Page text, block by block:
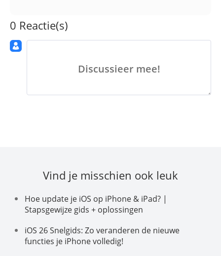
0 Reactie(s)
Discussieer mee!
Vind je misschien ook leuk
Hoe update je iOS op iPhone & iPad? |
Stapsgewijze gids + oplossingen
iOS 26 Snelgids: Zo veranderen de nieuwe
functies je iPhone volledig!